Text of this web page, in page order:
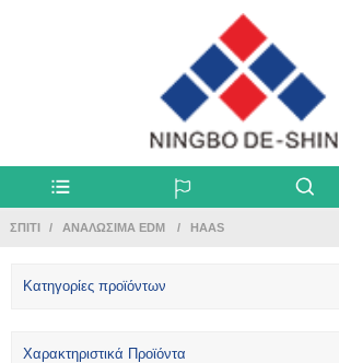
ΣΠΊΤΙ ΑΝΑΛΏΣΙΜΑ EDM HAAS
Κατηγορίες προϊόντων
Χαρακτηριστικά Προϊόντα